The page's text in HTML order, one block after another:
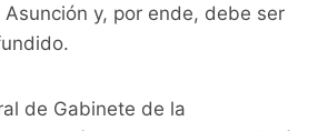
y, por ende, debe ser
de Gabinete de la